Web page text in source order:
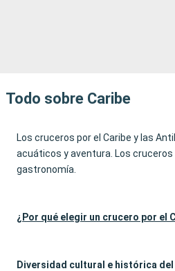
Todo sobre Caribe
Los cruceros por el Caribe y las
acuáticos y aventura. Los
gastronomía.
¿Por qué elegir un crucero por el
Diversidad cultural e histórica del